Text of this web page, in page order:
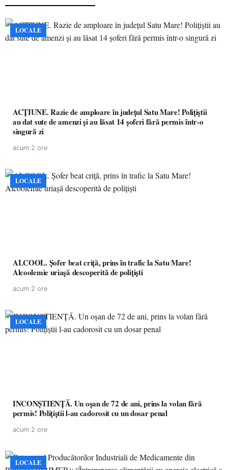
LOCALE
ACȚIUNE. Razie de amploare în județul Satu Mare! Polițiștii
au dat sute de amenzi și au lăsat 14 șoferi fără permis într-o
singură zi
acum 2 ore
LOCALE
ALCOOL. Șofer beat criță, prins în trafic la Satu Mare!
Alcoolemie uriașă descoperită de polițiști
acum 2 ore
LOCALE
INCONȘTIENȚĂ. Un oșan de 72 de ani, prins la volan fără
permis! Polițiștii l-au cadorosit cu un dosar penal
acum 2 ore
LOCALE